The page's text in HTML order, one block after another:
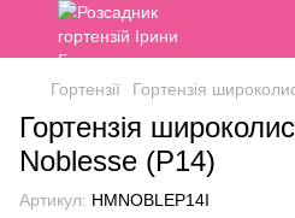
Гортензії Гортензія
Гортензія
Noblesse (P14)
Артикул: HMNOBLEP14I